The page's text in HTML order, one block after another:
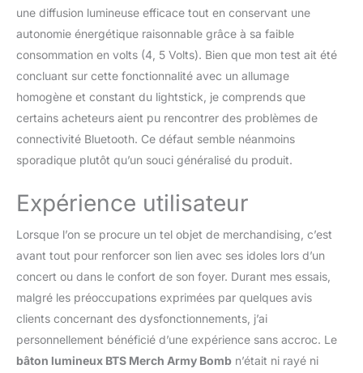
une diffusion lumineuse efficace tout en conservant une
autonomie énergétique raisonnable grâce à sa faible
consommation en volts (4, 5 Volts). Bien que mon test ait été
concluant sur cette fonctionnalité avec un allumage
homogène et constant du lightstick, je comprends que
certains acheteurs aient pu rencontrer des problèmes de
connectivité Bluetooth. Ce défaut semble néanmoins
sporadique plutôt qu’un souci généralisé du produit.
Expérience utilisateur
Lorsque l’on se procure un tel objet de merchandising, c’est
avant tout pour renforcer son lien avec ses idoles lors d’un
concert ou dans le confort de son foyer. Durant mes essais,
malgré les préoccupations exprimées par quelques avis
clients concernant des dysfonctionnements, j’ai
personnellement bénéficié d’une expérience sans accroc. Le
bâton lumineux BTS Merch Army Bomb n’était ni rayé ni